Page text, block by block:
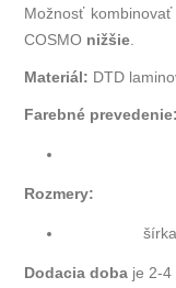
Možnosť
COSMO nižšie.
Materiál: DTD
Farebné prevedenie:
Rozmery:
Dodacia doba je 2-4